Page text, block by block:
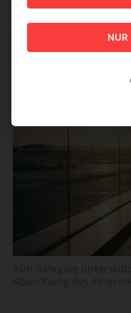
NEW BUSINESS
NUR